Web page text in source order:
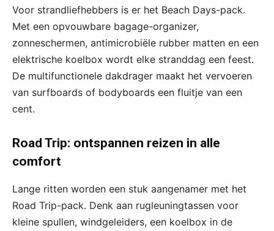
Voor strandliefhebbers is er het Beach Days-pack.
Met een opvouwbare bagage-organizer,
zonneschermen, antimicrobiële rubber matten en een
elektrische koelbox wordt elke stranddag een feest.
De multifunctionele dakdrager maakt het vervoeren
van surfboards of bodyboards een fluitje van een
cent.
Road Trip: ontspannen reizen in alle
comfort
Lange ritten worden een stuk aangenamer met het
Road Trip-pack. Denk aan rugleuningtassen voor
kleine spullen, windgeleiders, een koelbox in de